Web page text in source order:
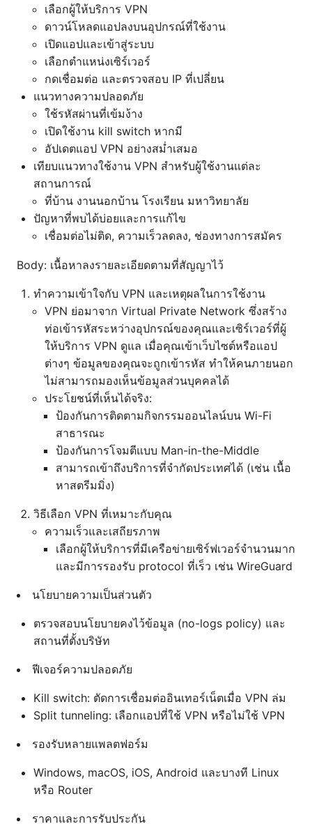
เลือกผู้ให้บริการ VPN
ดาวน์โหลดแอปลงบนอุปกรณ์ที่ใช้งาน
เปิดแอปและเข้าสู่ระบบ
เลือกตำแหน่งเซิร์เวอร์
กดเชื่อมต่อ และตรวจสอบ IP ที่เปลี่ยน
แนวทางความปลอดภัย
ใช้รหัสผ่านที่เข้มง้าง
เปิดใช้งาน kill switch หากมี
อัปเดตแอป VPN อย่างสม่ำเสมอ
เทียบแนวทางใช้งาน VPN สำหรับผู้ใช้งานแต่ละ
สถานการณ์
ที่บ้าน งานนอกบ้าน โรงเรียน มหาวิทยาลัย
ปัญหาที่พบได้บ่อยและการแก้ไข
เชื่อมต่อไม่ติด, ความเร็วลดลง, ช่องทางการสมัคร
Body: เนื้อหาลงรายละเอียดตามที่สัญญาไว้
ทำความเข้าใจกับ VPN และเหตุผลในการใช้งาน
VPN ย่อมาจาก Virtual Private Network ซึ่งสร้าง
ท่อเข้ารหัสระหว่างอุปกรณ์ของคุณและเซิร์เวอร์ที่ผู้
ให้บริการ VPN ดูแล เมื่อคุณเข้าเว็บไซต์หรือแอป
ต่างๆ ข้อมูลของคุณจะถูกเข้ารหัส ทำให้คนภายนอก
ไม่สามารถมองเห็นข้อมูลส่วนบุคคลได้
ประโยชน์ที่เห็นได้จริง:
ป้องกันการติดตามกิจกรรมออนไลน์บน Wi-Fi
สาธารณะ
ป้องกันการโจมตีแบบ Man-in-the-Middle
สามารถเข้าถึงบริการที่จำกัดประเทศได้ (เช่น เนื้อ
หาสตรีมมิ่ง)
วิธีเลือก VPN ที่เหมาะกับคุณ
ความเร็วและเสถียรภาพ
เลือกผู้ให้บริการที่มีเครือข่ายเซิร์ฟเวอร์จำนวนมาก
และมีการรองรับ protocol ที่เร็ว เช่น WireGuard
นโยบายความเป็นส่วนตัว
ตรวจสอบนโยบายคงไว้ข้อมูล (no-logs policy) และ
สถานที่ตั้งบริษัท
ฟีเจอร์ความปลอดภัย
Kill switch: ตัดการเชื่อมต่ออินเทอร์เน็ตเมื่อ VPN ล่ม
Split tunneling: เลือกแอปที่ใช้ VPN หรือไม่ใช้ VPN
รองรับหลายแพลตฟอร์ม
Windows, macOS, iOS, Android และบางที Linux
หรือ Router
ราคาและการรับประกัน